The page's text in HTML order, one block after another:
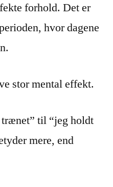
forhold. Det er
hvor dagene
stor mental effekt.
til “jeg holdt
mere, end